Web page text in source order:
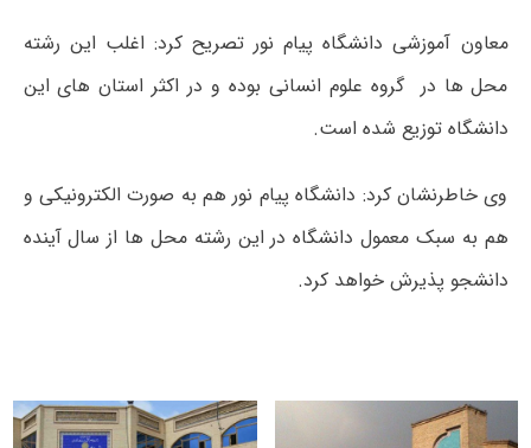
معاون آموزشی دانشگاه پیام نور تصریح کرد: اغلب این رشته
محل ها در گروه علوم انسانی بوده و در اکثر استان های این
دانشگاه توزیع شده است.
وی خاطرنشان کرد: دانشگاه پیام نور هم به صورت الکترونیکی و
هم به سبک معمول دانشگاه در این رشته محل ها از سال آینده
دانشجو پذیرش خواهد کرد.